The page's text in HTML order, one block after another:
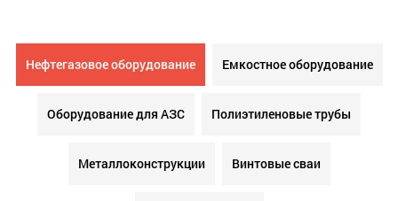
Нефтегазовое оборудование Емкостное оборудование
Оборудование для АЗС Полиэтиленовые трубы
Металлоконструкции Винтовые сваи